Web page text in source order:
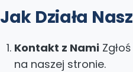
Jak Działa
Kontakt z Nami
na naszej stronie.